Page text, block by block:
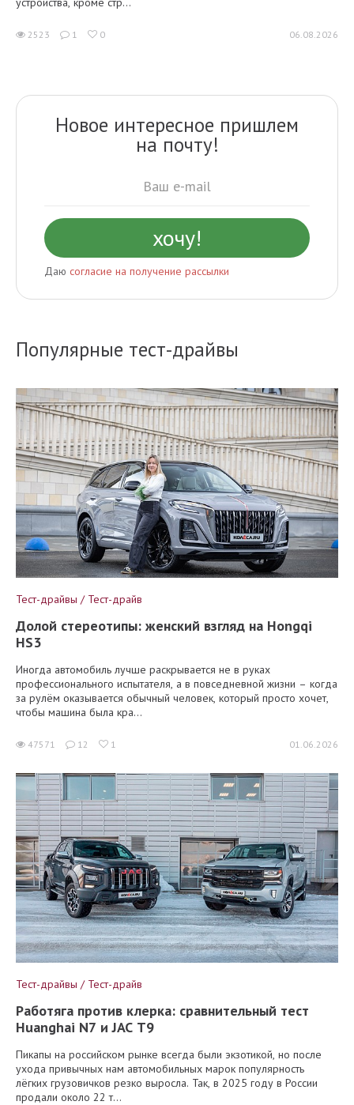
2523 1 0 06.08.2026
Новое интересное пришлем
на почту!
Даю согласие на получение рассылки
Популярные тест-драйвы
Тест-драйвы / Тест-драйв
Долой стереотипы: женский взгляд на Hongqi
HS3
Иногда автомобиль лучше раскрывается не в руках
профессионального испытателя, а в повседневной жизни – когда
за рулём оказывается обычный человек, который просто хочет,
чтобы машина была кра...
47571 12 1 01.06.2026
Тест-драйвы / Тест-драйв
Работяга против клерка: сравнительный тест
Huanghai N7 и JAC T9
Пикапы на российском рынке всегда были экзотикой, но после
ухода привычных нам автомобильных марок популярность
лёгких грузовичков резко выросла. Так, в 2025 году в России
продали около 22 т...